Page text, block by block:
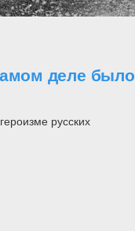
деле было
русских